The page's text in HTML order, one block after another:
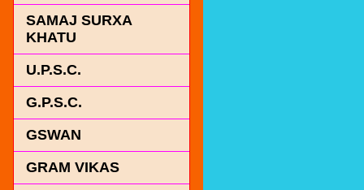
SAMAJ SURXA
KHATU
U.P.S.C.
G.P.S.C.
GSWAN
GRAM VIKAS